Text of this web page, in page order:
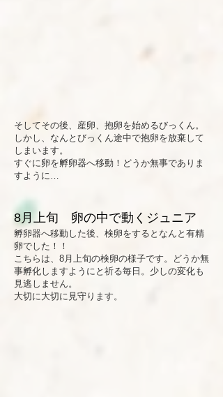
そしてその後、産卵、抱卵を始めるびっくん。
しかし、なんとびっくん途中で抱卵を放棄して
しまいます。
すぐに卵を孵卵器へ移動！どうか無事でありま
すように…
8月上旬 卵の中で動くジュニア
孵卵器へ移動した後、検卵をするとなんと有精
卵でした！！
こちらは、8月上旬の検卵の様子です。どうか無
事孵化しますようにと祈る毎日。少しの変化も
見逃しません。
​大切に大切に見守ります。